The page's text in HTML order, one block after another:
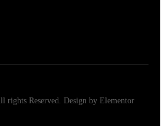
rights Reserved. Design by Elementor